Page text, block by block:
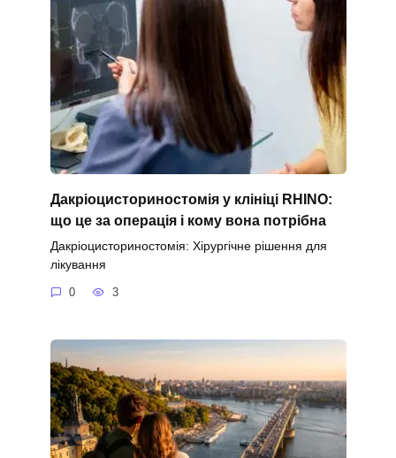
Дакріоцисториностомія у клініці RHINO:
що це за операція і кому вона потрібна
Дакріоцисториностомія: Хірургічне рішення для
лікування
0 3